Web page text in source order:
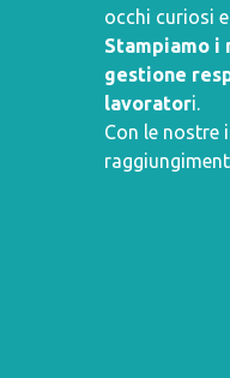
occhi curiosi
Stampiamo
gestione
lavoratori.
Con le nostre